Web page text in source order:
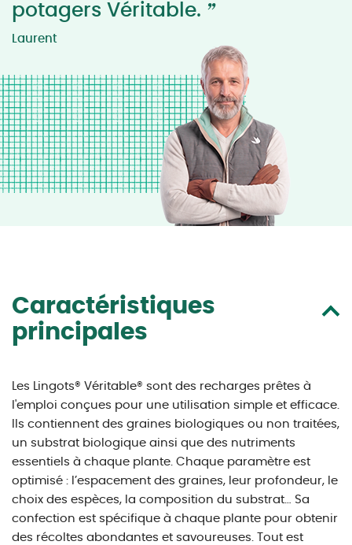
potagers Véritable. ”
Laurent
Caractéristiques
principales
Les Lingots® Véritable® sont des recharges prêtes à
l'emploi conçues pour une utilisation simple et efficace.
Ils contiennent des graines biologiques ou non traitées,
un substrat biologique ainsi que des nutriments
essentiels à chaque plante. Chaque paramètre est
optimisé : l’espacement des graines, leur profondeur, le
choix des espèces, la composition du substrat… Sa
confection est spécifique à chaque plante pour obtenir
des récoltes abondantes et savoureuses. Tout est